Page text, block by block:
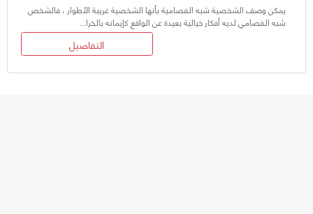
يمكن وصف الشخصية شبه الفصامية بأنها الشخصية غريبة الأطوار ، فالشخص
شبه الفصامي لديه أفكار خيالية بعيدة عن الواقع كإيمانه بالخرا...
التفاصيل